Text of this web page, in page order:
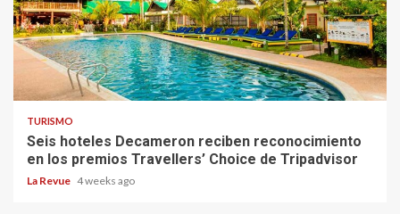
TURISMO
Seis hoteles Decameron reciben reconocimiento
en los premios Travellers’ Choice de Tripadvisor
La Revue 4 weeks ago